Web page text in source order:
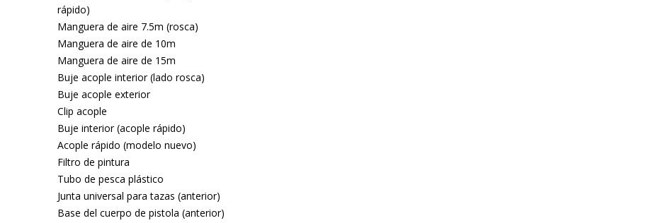
rápido)
Manguera de aire 7.5m (rosca)
Manguera de aire de 10m
Manguera de aire de 15m
Buje acople interior (lado rosca)
Buje acople exterior
Clip acople
Buje interior (acople rápido)
Acople rápido (modelo nuevo)
Filtro de pintura
Tubo de pesca plástico
Junta universal para tazas (anterior)
Base del cuerpo de pistola (anterior)